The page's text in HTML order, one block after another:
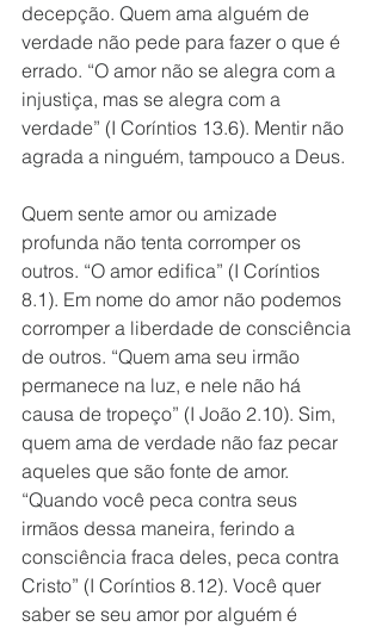
decepção. Quem ama alguém de
verdade não pede para fazer o que é
errado. “O amor não se alegra com a
injustiça, mas se alegra com a
verdade” (I Coríntios 13.6). Mentir não
agrada a ninguém, tampouco a Deus.
Quem sente amor ou amizade
profunda não tenta corromper os
outros. “O amor edifica” (I Coríntios
8.1). Em nome do amor não podemos
corromper a liberdade de consciência
de outros. “Quem ama seu irmão
permanece na luz, e nele não há
causa de tropeço” (I João 2.10). Sim,
quem ama de verdade não faz pecar
aqueles que são fonte de amor.
“Quando você peca contra seus
irmãos dessa maneira, ferindo a
consciência fraca deles, peca contra
Cristo” (I Coríntios 8.12). Você quer
saber se seu amor por alguém é